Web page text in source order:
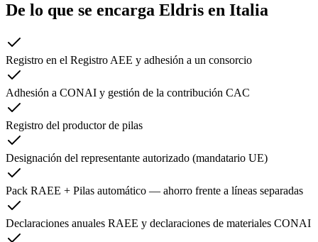
De lo que se encarga Eldris en Italia
Registro en el Registro AEE y adhesión a un consorcio
Adhesión a CONAI y gestión de la contribución CAC
Registro del productor de pilas
Designación del representante autorizado (mandatario UE)
Pack RAEE + Pilas automático — ahorro frente a líneas separadas
Declaraciones anuales RAEE y declaraciones de materiales CONAI